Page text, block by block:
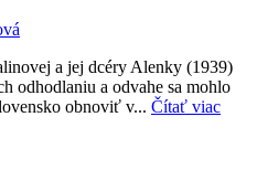
a jej dcéry Alenky (1939)
odhodlaniu a odvahe sa mohlo
obnoviť v... Čítať viac